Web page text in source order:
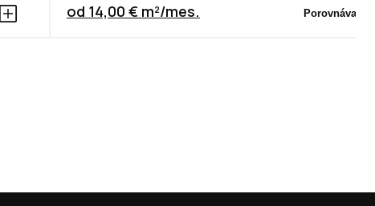
od 14,00 € m²/mes. Porovnávač